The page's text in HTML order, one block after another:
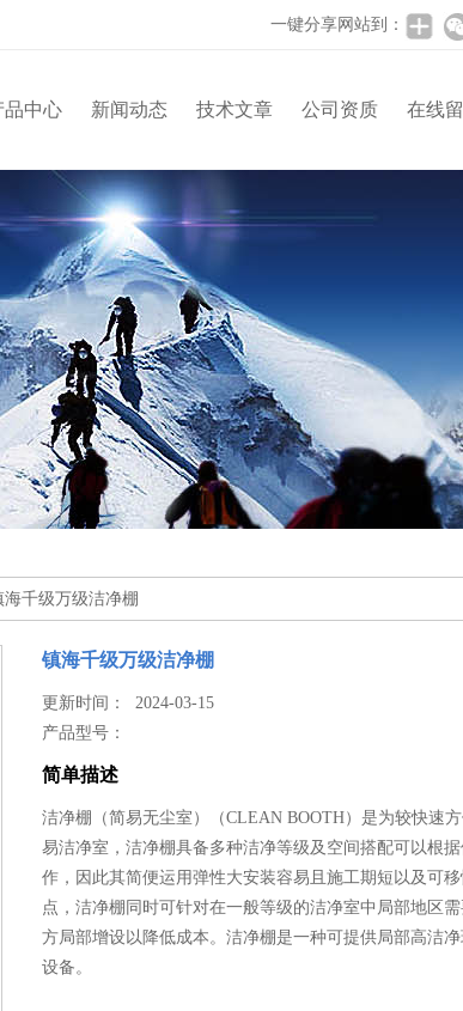
一键分享网站到：
品中心 新闻动态 技术文章 公司资质 在线
海千级万级洁净棚
镇海千级万级洁净棚
更新时间： 2024-03-15
产品型号：
简单描述
洁净棚（简易无尘室）（CLEAN BOOTH）是为较快速
易洁净室，洁净棚具备多种洁净等级及空间搭配可以根
作，因此其简便运用弹性大安装容易且施工期短以及可
点，洁净棚同时可针对在一般等级的洁净室中局部地区
方局部增设以降低成本。洁净棚是一种可提供局部高洁
设备。